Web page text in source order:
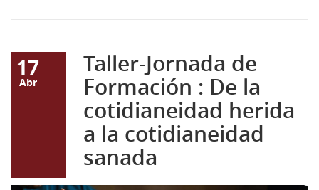
17
Abr
Taller-Jornada de
Formación : De la
cotidianeidad herida
a la cotidianeidad
sanada